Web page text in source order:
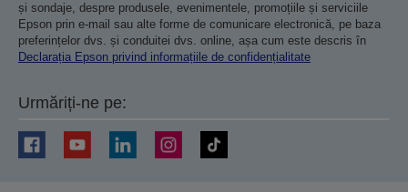
și sondaje, despre produsele, evenimentele, promoțiile și serviciile
Epson prin e-mail sau alte forme de comunicare electronică, pe baza
preferințelor dvs. și conduitei dvs. online, așa cum este descris în
Declarația Epson privind informațiile de confidențialitate
Urmăriți-ne pe: